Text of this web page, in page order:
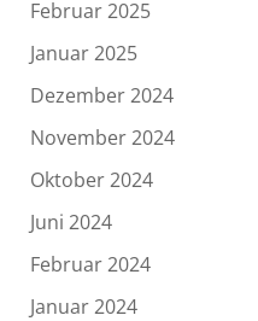
Februar 2025
Januar 2025
Dezember 2024
November 2024
Oktober 2024
Juni 2024
Februar 2024
Januar 2024